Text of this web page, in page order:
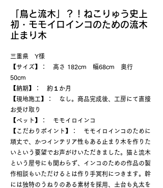
「鳥と流木」？！ねこりゅう史上
初・モモイロインコのための流木
止まり木
三重県 Y様
​【サイズ】： 高さ 182cm 幅68cm 奥行
50cm
【納期】： 約１か月
【現地施工】： なし。商品完成後、工房にて直接
お受け取り
【ペット】： モモイロインコ
​【こだわりポイント】： モモイロインコのために
頑丈で、かつインテリア性もある止まり木を作りた
いという要望でお声がけいただきました。猫と流木
という屋号にも関わらず、インコのための作品の製
作相談もいただけるとは作り手冥利につきます。幹
には独特のうねりのある素材を採用、土台も丸太を